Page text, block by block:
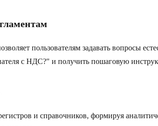
пользователям задавать вопросы
с НДС?" и получить пошаговую
и справочников, формируя